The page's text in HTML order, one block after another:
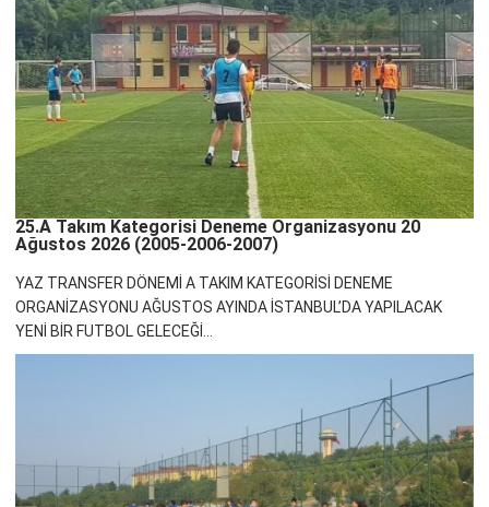
25.A Takım Kategorisi Deneme Organizasyonu 20
Ağustos 2026 (2005-2006-2007)
YAZ TRANSFER DÖNEMİ A TAKIM KATEGORİSİ DENEME
ORGANİZASYONU AĞUSTOS AYINDA İSTANBUL’DA YAPILACAK
YENİ BİR FUTBOL GELECEĞİ...